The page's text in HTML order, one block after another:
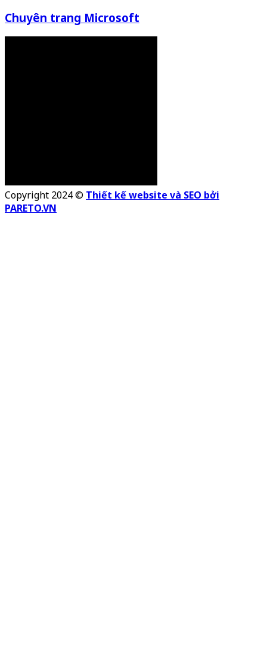
Chuyên trang Microsoft
Copyright 2024 © Thiết kế website và SEO bởi
PARETO.VN